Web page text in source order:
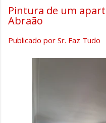
Pintura de um
Abraão
Publicado por Sr. Faz Tudo